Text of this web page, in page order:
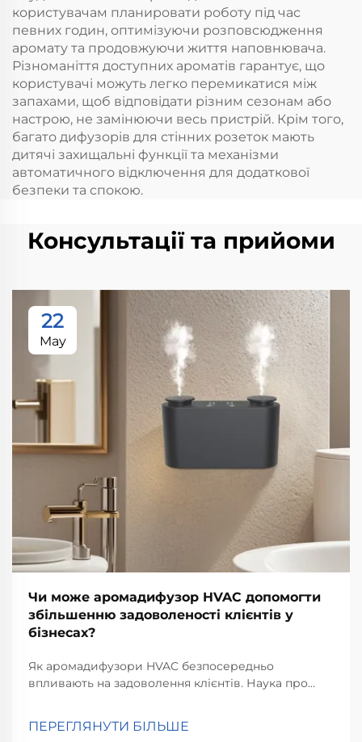
користувачам планировати роботу під час
певних годин, оптимізуючи розповсюдження
аромату та продовжуючи життя наповнювача.
Різноманіття доступних ароматів гарантує, що
користувачі можуть легко перемикатися між
запахами, щоб відповідати різним сезонам або
настрою, не замінюючи весь пристрій. Крім того,
багато дифузорів для стінних розеток мають
дитячі захищальні функції та механізми
автоматичного відключення для додаткової
безпеки та спокою.
Консультації та прийоми
22
May
Чи може аромадифузор HVAC допомогти
збільшенню задоволеності клієнтів у
бізнесах?
Як аромадифузори HVAC безпосередньо
впливають на задоволення клієнтів. Наука про
велике значення, коли мова йде про збереження
ПЕРЕГЛЯНУТИ БІЛЬШЕ